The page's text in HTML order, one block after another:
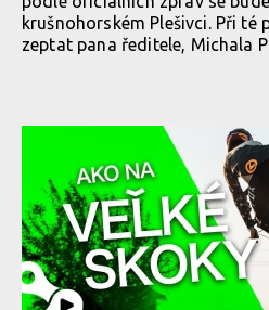
krušnohorském Plešivci. Při té
zeptat pana ředitele, Michala